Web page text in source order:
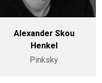
Alexander Skou
Henkel
Pinksky